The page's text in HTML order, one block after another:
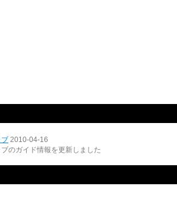
ブ 2010-04-16
のガイド情報を更新しました